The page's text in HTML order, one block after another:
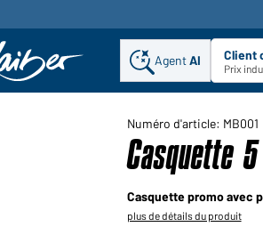
AgentAI Client
Prix
Numéro d'article: MB001
Casquette
Casquette promo avec
plus de détails du produit